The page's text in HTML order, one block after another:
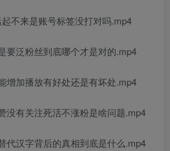
不来是账号标签没打对吗.mp4
要泛粉丝到底哪个才是对的.mp4
增加播放有好处还是有坏处.mp4
没有关注死活不涨粉是啥问题.mp4
代汉字背后的真相到底是什么.mp4